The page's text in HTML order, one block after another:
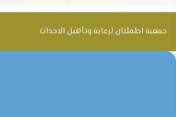
جمعية اطمئنان لرعاية وتأهيل الاحداث